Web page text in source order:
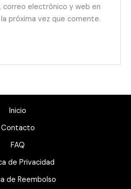
correo electrónico y web en
próxima vez que comente.
Inicio
Contacto
FAQ
de Privacidad
de Reembolso